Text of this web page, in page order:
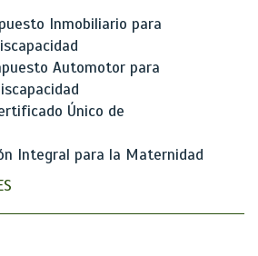
Inmobiliario para
Automotor para
Único de
Integral para la Maternidad